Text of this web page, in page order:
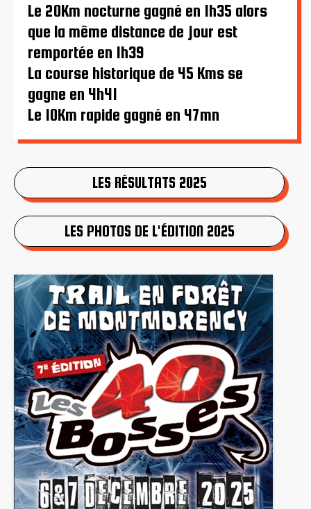
Le 20Km nocturne gagné en 1h35 alors
que la même distance de jour est
remportée en 1h39
La course historique de 45 Kms se
gagne en 4h41
Le 10Km rapide gagné en 47mn
LES RÉSULTATS 2025
LES PHOTOS DE L'ÉDITION 2025